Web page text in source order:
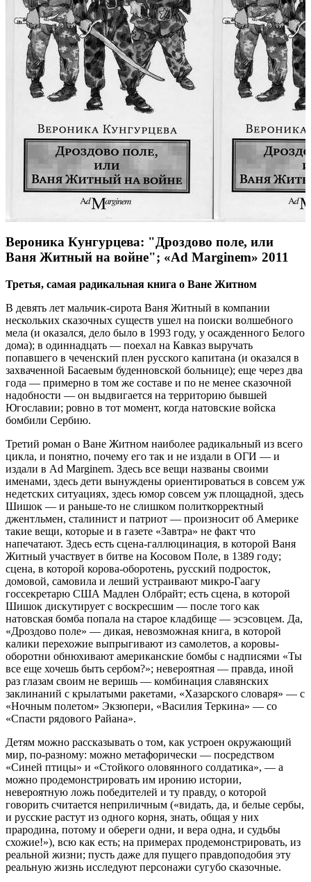
Вероника Кунгурцева: "Дроздово поле, или
Ваня Житный на войне"; «Ad Marginem» 2011
Третья, самая радикальная книга о Ване Житном
В девять лет мальчик-сирота Ваня Житный в компании
нескольких сказочных существ ушел на поиски волшебного
мела (и оказался, дело было в 1993 году, у осажденного Белого
дома); в одиннадцать — поехал на Кавказ выручать
попавшего в чеченский плен русского капитана (и оказался в
захваченной Басаевым буденновской больнице); еще через два
года — примерно в том же составе и по не менее сказочной
надобности — он выдвигается на территорию бывшей
Югославии; ровно в тот момент, когда натовские войска
бомбили Сербию.
Третий роман о Ване Житном наиболее радикальный из всего
цикла, и по­нятно, почему его так и не издали в ОГИ — и
издали в Ad Marginem. Здесь все вещи названы своими
именами, здесь дети вынуждены ориентироваться в со­всем уж
недетских ситуациях, здесь юмор совсем уж площадной, здесь
Шишок — и раньше-то не слишком политкорректный
джентльмен, сталинист и патриот — произносит об Америке
такие вещи, которые и в газете «Завтра» не факт что
напечатают. Здесь есть сцена-галлюцинация, в которой Ваня
Житный участвует в битве на Косовом Поле, в 1389 году;
сцена, в которой корова-оборотень, русский подросток,
домовой, самовила и леший устраивают микро-Гаагу
госсекретарю США Мадлен Олбрайт; есть сцена, в которой
Шишок дискутирует с воскресшим — после того как
натовская бомба попала на старое клад­бище — эсэсовцем. Да,
«Дроздово поле» — дикая, невозможная книга, в которой
калики перехожие выпрыгивают из самолетов, а коровы-
оборотни обнюхивают американские бомбы с надписями «Ты
все еще хочешь быть сербом?»; невероятная — правда, иной
раз глазам своим не веришь — комбинация славянских
заклинаний с крылатыми ракетами, «Хазарского словаря» — с
«Ночным полетом» Экзюпери, «Василия Теркина» — со
«Спасти рядового Райана».
Детям можно рассказывать о том, как устроен окружающий
мир, по-разному: можно метафорически — посредством
«Синей птицы» и «Стойкого оловянного солдатика», — а
можно продемонстрировать им иронию истории,
невероятную ложь победителей и ту правду, о которой
говорить считается неприличным («ви­дать, да, и белые сербы,
и русские растут из одного корня, знать, общая у них
прародина, потому и обереги одни, и вера одна, и судьбы
схожие!»), всю как есть; на примерах продемонстрировать, из
реальной жизни; пусть даже для пущего правдоподобия эту
реальную жизнь исследуют персонажи сугубо сказочные.